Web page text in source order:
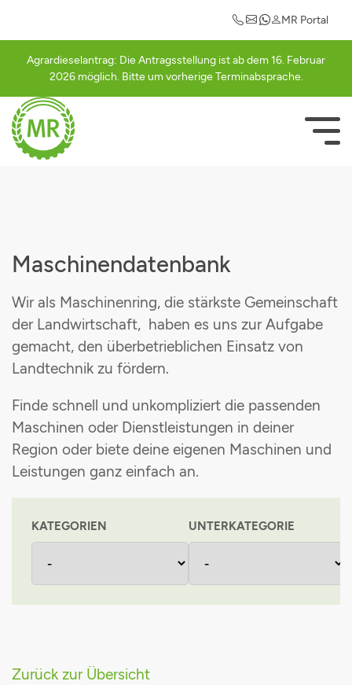
MR Portal
Agrardieselantrag: Die Antragsstellung ist ab dem 16. Februar
2026 möglich. Bitte um vorherige Terminabsprache.
Maschinendatenbank
Wir als Maschinenring, die stärkste Gemeinschaft
der Landwirtschaft, haben es uns zur Aufgabe
gemacht, den überbetrieblichen Einsatz von
Landtechnik zu fördern.
Finde schnell und unkompliziert die passenden
Maschinen oder Dienstleistungen in deiner
Region oder biete deine eigenen Maschinen und
Leistungen ganz einfach an.
KATEGORIEN UNTERKATEGORIE
Zurück zur Übersicht
Ansprechpartner
Abrechnungssätze
Mitglied werden
Agrarterminkalender
MR-Portal
Abrechnung
Ackerschlagkartei
Agrardieselantrag
Düngeberatung
Elektroprüfung
Maschinengemeinschaften
Maschinenvermittlung
Stromsteuerrückerstattung
Einkaufsvorteile
Güllegemeinschaft Cham
Güllegemeinschaft Schwarzachtal
Häckslergemeinschaft Cham
Cultanausbringgemeinschaft
Grasdurchsähgemeinschaft
Grünlandpflegegemeinschaft
Auto
Betriebsausstattung
Strom
Registrierung
Bestätigungsseite